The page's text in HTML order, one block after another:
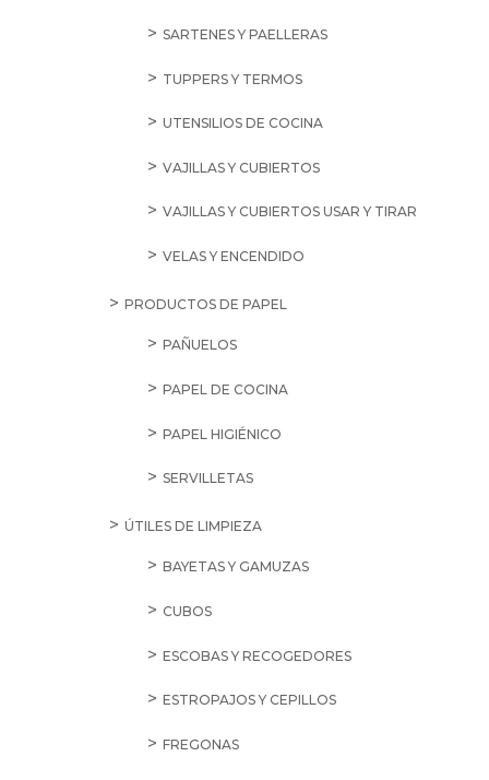
SARTENES Y PAELLERAS
TUPPERS Y TERMOS
UTENSILIOS DE COCINA
VAJILLAS Y CUBIERTOS
VAJILLAS Y CUBIERTOS USAR Y TIRAR
VELAS Y ENCENDIDO
PRODUCTOS DE PAPEL
PAÑUELOS
PAPEL DE COCINA
PAPEL HIGIÉNICO
SERVILLETAS
ÚTILES DE LIMPIEZA
BAYETAS Y GAMUZAS
CUBOS
ESCOBAS Y RECOGEDORES
ESTROPAJOS Y CEPILLOS
FREGONAS